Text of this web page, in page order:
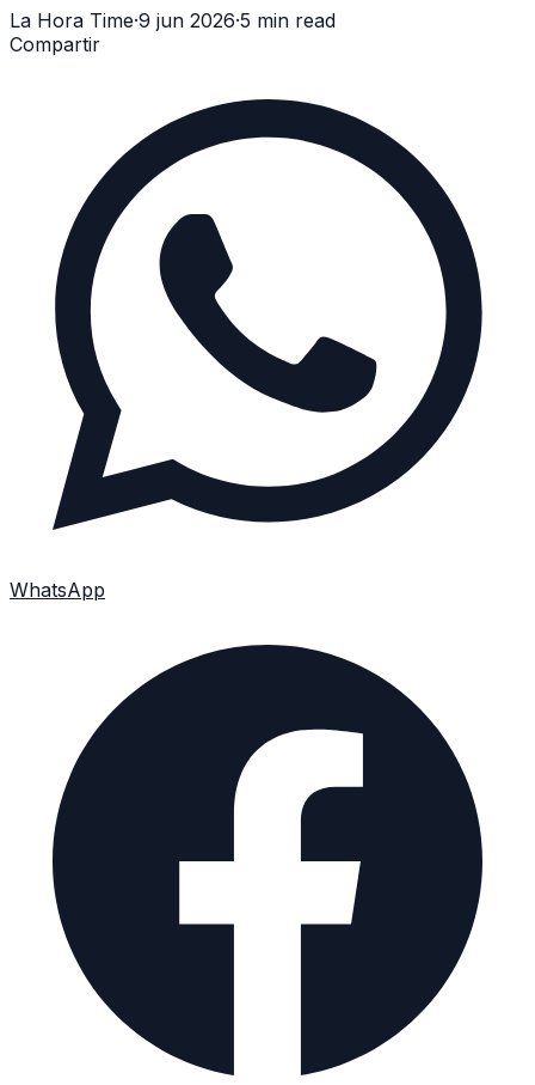
La Hora Time·9 jun 2026·5 min read
Compartir
WhatsApp